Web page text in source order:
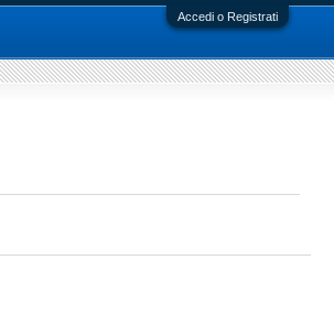
Accedi o Registrati